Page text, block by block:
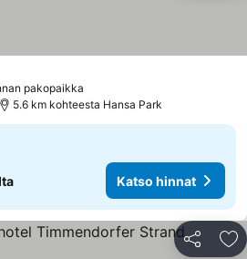
pakopaikka
5.6 km kohteesta Hansa Park
Katso hinnat
Jaa